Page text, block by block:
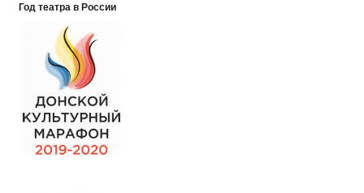
Год театра в России